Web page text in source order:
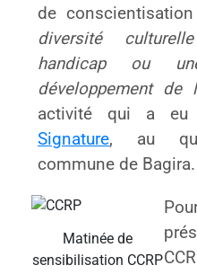
de
diversité
handicap ou
développement
activité qui a
Signature, au
commune de Bagira.
Matinée de
sensibilisation CCRP